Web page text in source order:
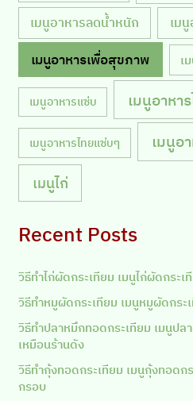
เมนูอาหารลดน้ำหนัก เม
เมนูอาหารเพื่อสุขภาพ เ
เมนูอาหารแซ่บ เมนูอาหา
เมนูอาหารไทยแซ่บๆ เมนูอ
เมนูไก่
Recent Posts
วิธีทำไก่ผัดกระเทียม เมนูไก่ผัดกระ
วิธีทำหมูผัดกระเทียม เมนูหมูผัดกระ
วิธีทำปลาหมึกทอดกระเทียม เมนูป
เหมือนร้านดัง
วิธีทำกุ้งทอดกระเทียม เมนูกุ้งทอดก
กรอบ